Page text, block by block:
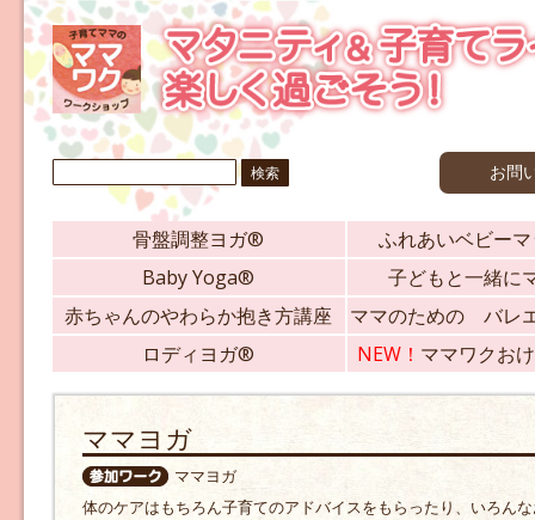
検
索: お問
骨盤調整ヨガ®
ふれあいベビー
Baby Yoga®
子どもと一緒に
赤ちゃんのやわらか抱き方講座
ママのための バレ
ロディヨガ®
NEW！ ママワクお
ママヨガ
ママヨガ
体のケアはもちろん子育てのアドバイスをもらったり、いろん